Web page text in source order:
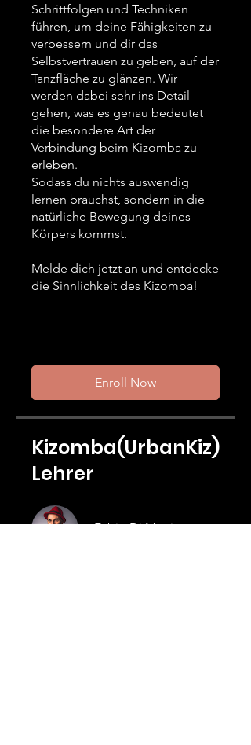
Schrittfolgen und Techniken
führen, um deine Fähigkeiten zu
verbessern und dir das
Selbstvertrauen zu geben, auf der
Tanzfläche zu glänzen. Wir
werden dabei sehr ins Detail
gehen, was es genau bedeutet
die besondere Art der
Verbindung beim Kizomba zu
erleben.
Sodass du nichts auswendig
lernen brauchst, sondern in die
natürliche Bewegung deines
Körpers kommst.
Melde dich jetzt an und entdecke
die Sinnlichkeit des Kizomba!
Enroll Now
Kizomba(UrbanKiz)
Lehrer
Fabio Di Martino